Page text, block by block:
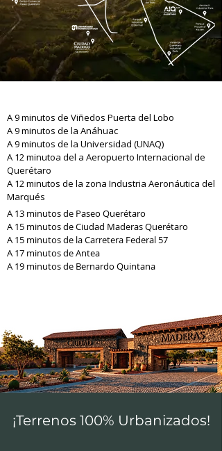
A 9 minutos de Viñedos Puerta del Lobo
A 9 minutos de la Anáhuac
A 9 minutos de la Universidad (UNAQ)
A 12minutoa del a Aeropuerto Internacional de
Querétaro
A 12 minutos de la zona Industria Aeronáutica del
Marqués
A 13 minutos de Paseo Querétaro
A 15 minutos de Ciudad Maderas Querétaro
A 15 minutos de la Carretera Federal 57
A 17 minutos de Antea
A 19 minutos de Bernardo Quintana
¡Terrenos 100% Urbanizados!